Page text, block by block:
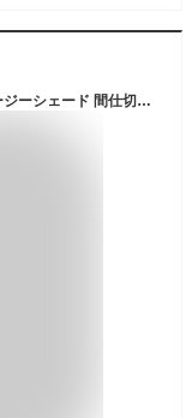
＼突っ張り棒付き／ お得なサービスサイズ イージーシェード 間仕切り カフェカーテン おしゃれ 日よけ 目隠し 遮光 遮熱 断熱 保温 UVカット 取り付け簡単 のれん 小窓用シェード 賃貸にオススメ 日本製 国産